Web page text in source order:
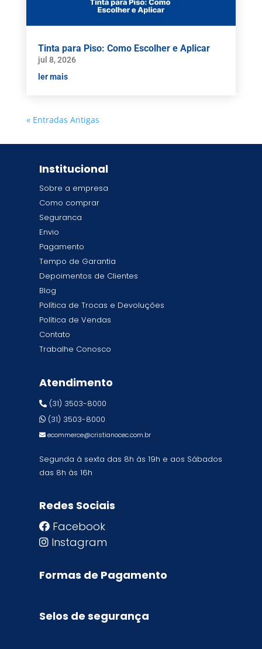
Tinta para Piso: Como Escolher e Aplicar
jul 8, 2026
ler mais
« Entradas Antigas
Institucional
Sobre a empresa
Como comprar
Seguranca
Envio
Pagamento
Tempo de Garantia
Depoimentos de Clientes
Blog
Política de Trocas e Devoluções
Política de Vendas
Contato
Trabalhe Conosco
Atendimento
(31) 3503-8000
(31) 3503-8000
ecommerce@cristianocec.com.br
Segunda à sexta das 8h às 19h e aos Sábados
das 8h às 16h
Redes Sociais
Facebook
Instagram
Formas de Pagamento
Selos de segurança